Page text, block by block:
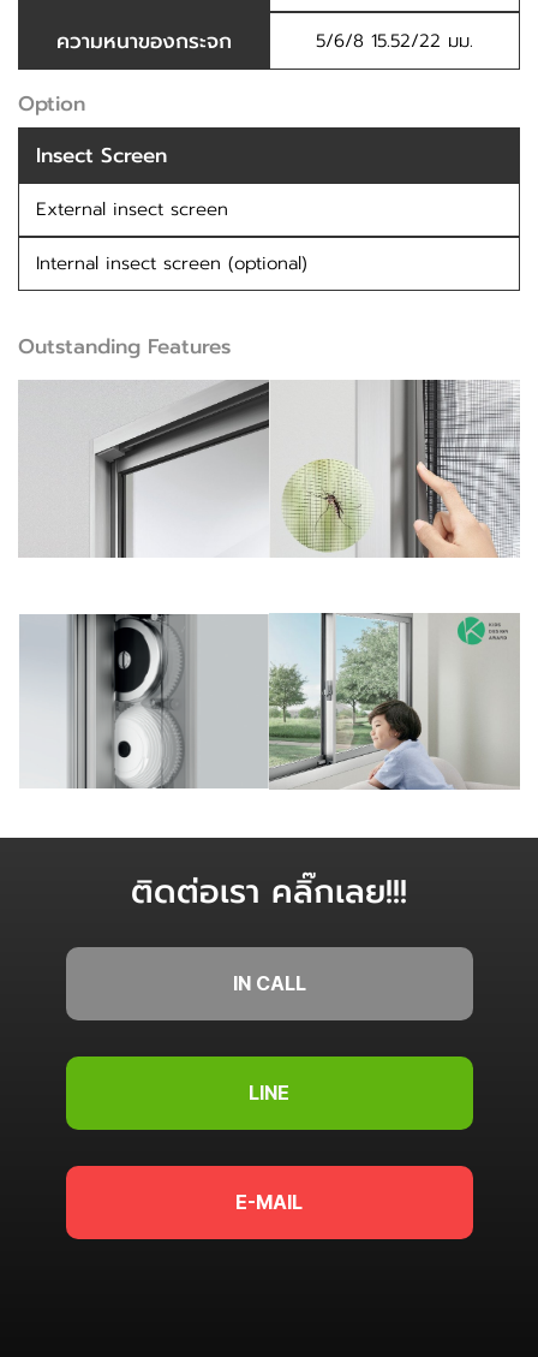
ความหนาของกระจก 5/6/8 15.52/22 มม.
Option
Insect Screen
External insect screen
Internal insect screen (optional)
Outstanding Features
ติดต่อเรา คลิ๊กเลย!!!
IN CALL
LINE
E-MAIL